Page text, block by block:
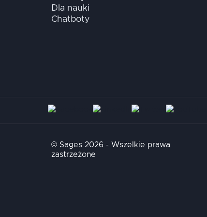
Dla nauki
Chatboty
© Sages 2026 - Wszelkie prawa
zastrzeżone